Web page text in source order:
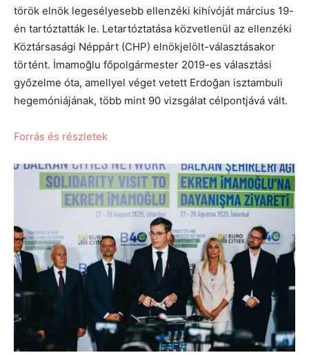
török elnök legesélyesebb ellenzéki kihívóját március 19-
én tartóztatták le. Letartóztatása közvetlenül az ellenzéki
Köztársasági Néppárt (CHP) elnökjelölt-választásakor
történt. İmamoğlu főpolgármester 2019-es választási
győzelme óta, amellyel véget vetett Erdoğan isztambuli
hegemóniájának, több mint 90 vizsgálat célpontjává vált.
Forrás és részletek